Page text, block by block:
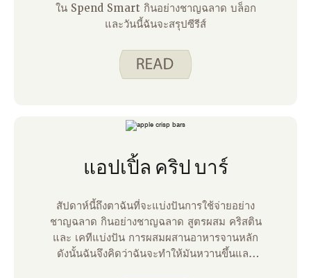
ใน Spend Smart กินอย่างชาญฉลาด บล็อก
และวันนี้ฉันจะสรุปซีรีส์
แอปเปิ้ล คริป บาร์
สัปดาห์นี้ถึงตาฉันที่จะแบ่งปันการใช้จ่ายอย่าง
ชาญฉลาด กินอย่างชาญฉลาด สูตรผสม คริสติน
และ เคทีแบ่งปัน การผสมผสานอาหารจานหลัก
ดังนั้นฉันจึงคิดว่าฉันจะทําให้มันหวานขึ้นและ